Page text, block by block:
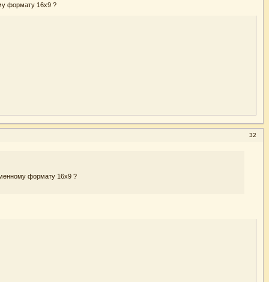
формату 16х9 ?
32
формату 16х9 ?